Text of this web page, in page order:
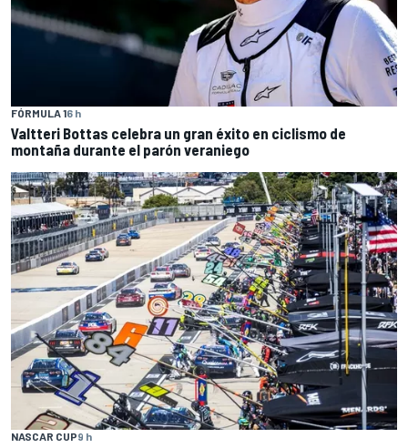
FÓRMULA 16 h
Valtteri Bottas celebra un gran éxito en ciclismo de
montaña durante el parón veraniego
NASCAR CUP9 h